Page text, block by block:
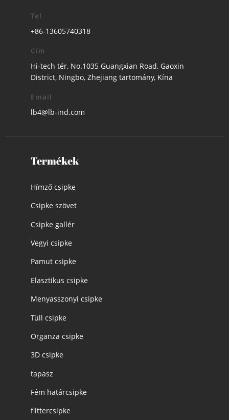
Tel
+86-13605740318
Cím
Hi-tech tér, No.1035 Guangxian Road, Gaoxin
District, Ningbo, Zhejiang tartomány, Kína
Email
lb4@lb-ind.com
Termékek
Hímző csipke
Csipke szövet
Csipke gallér
Vegyi csipke
Pamut csipke
Elasztikus csipke
Menyasszonyi csipke
Tüll csipke
Organza csipke
3D csipke
tapasz
Fém határcsipke
flittercsipke